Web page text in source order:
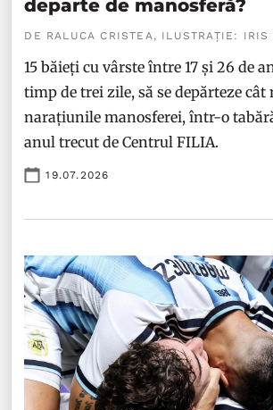
departe de manosferă?
DE RALUCA CRISTEA, ILUSTRAȚIE: IRIS
15 băieți cu vârste între 17 și 26 de
timp de trei zile, să se depărteze
narațiunile manosferei, într-o
anul trecut de Centrul FILIA.
19.07.2026